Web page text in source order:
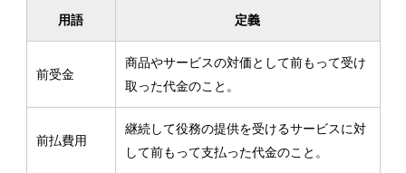
用語 定義
前受金
商品やサービスの対価として前もって受け
取った代金のこと。
前払費用
継続して役務の提供を受けるサービスに対
して前もって支払った代金のこと。